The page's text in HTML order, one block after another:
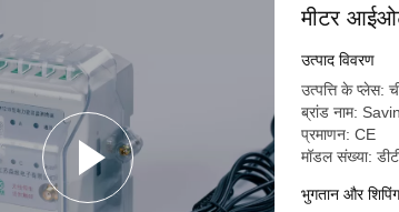
मीटर
उत्पाद विवरण
उत्पत्ति के प्लेस:
ब्रांड नाम:
प्रमाणन: CE
मॉडल संख्या:
भुगतान और